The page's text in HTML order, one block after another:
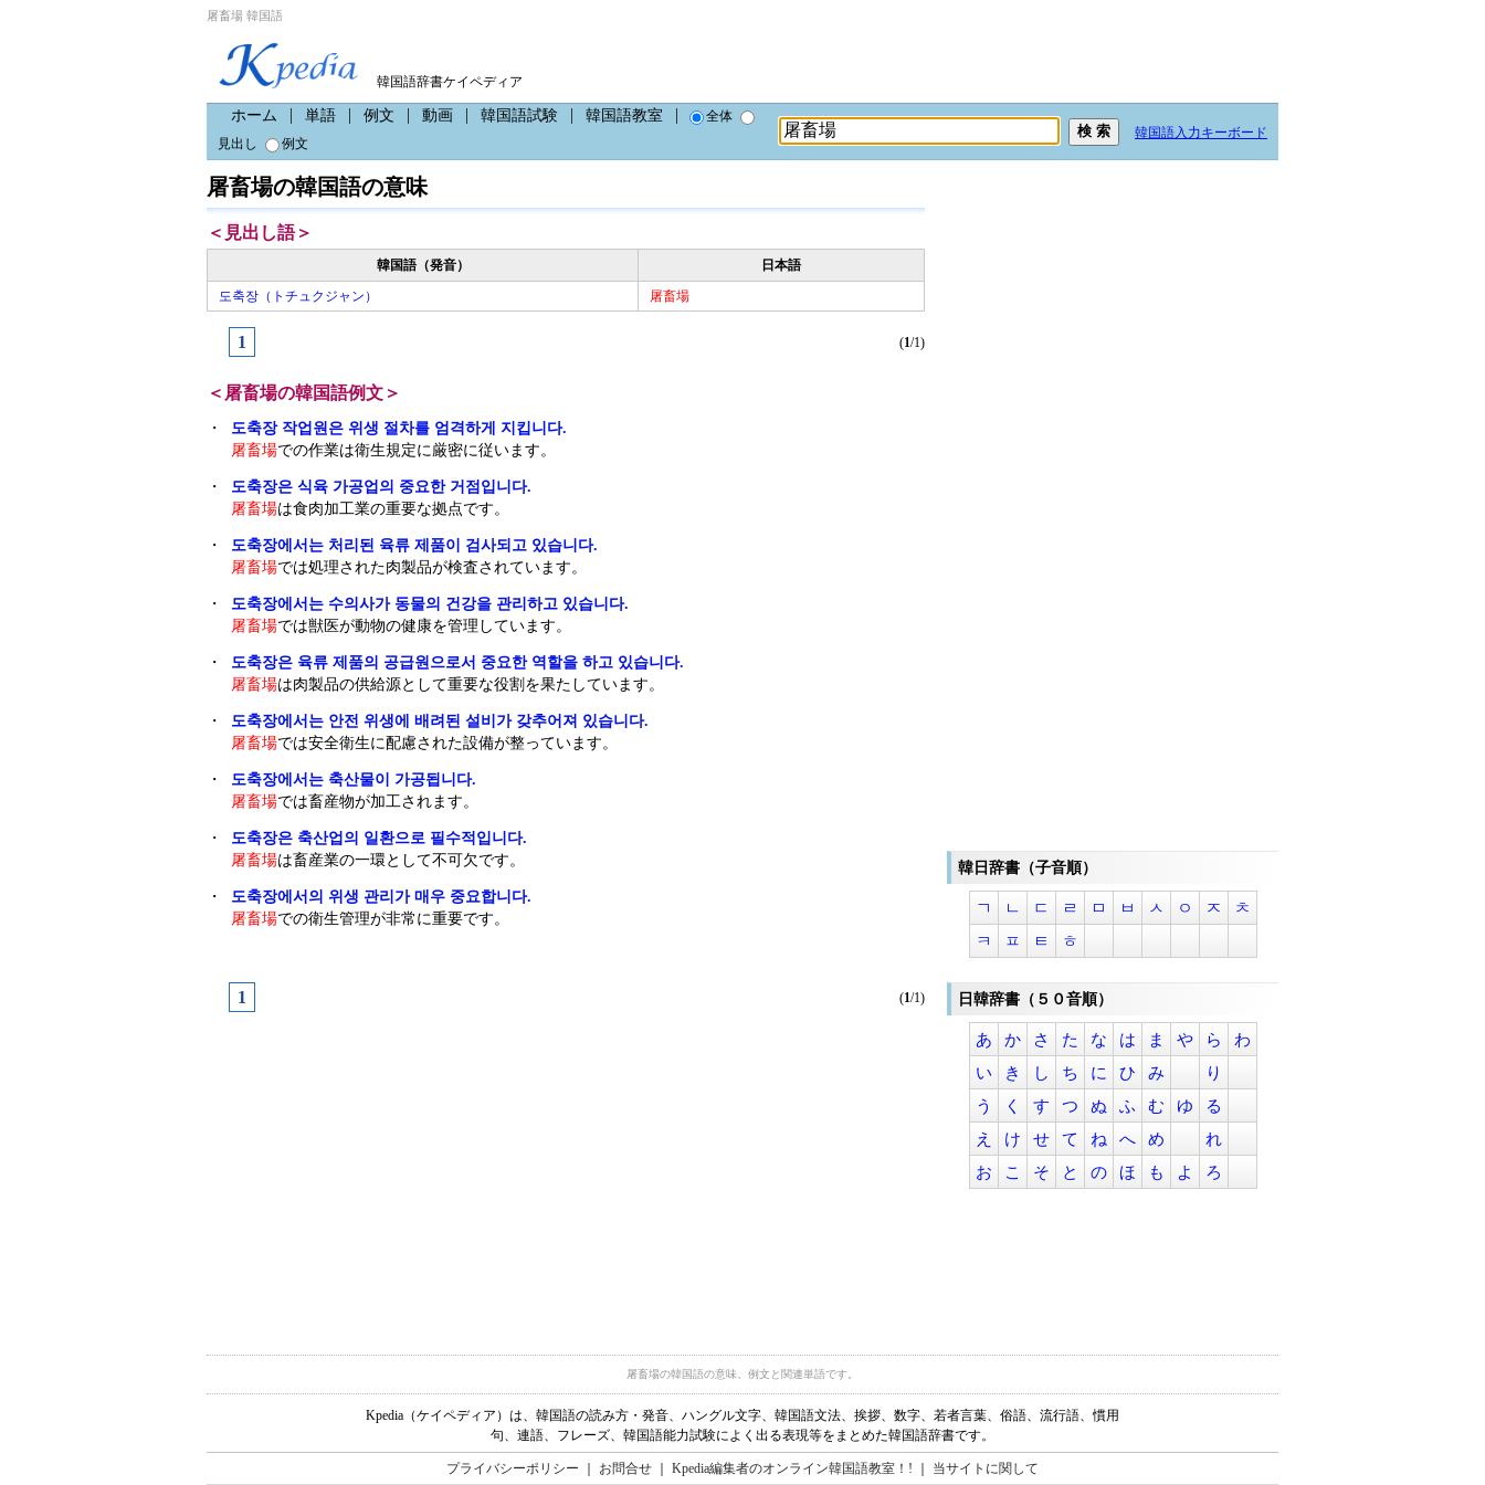
屠畜場 韓国語
韓国語辞書ケイペディア
ホーム 単語 例文 動画 韓国語試験 韓国語教室
全体
見出し
例文
韓国語入力キーボード
屠畜場の韓国語の意味
＜見出し語＞
韓国語（発音）
日本語
도축장（トチュクジャン）
屠畜場
1 (1/1)
＜屠畜場の韓国語例文＞
・
도축장 작업원은 위생 절차를 엄격하게 지킵니다.
屠畜場での作業は衛生規定に厳密に従います。
・
도축장은 식육 가공업의 중요한 거점입니다.
屠畜場は食肉加工業の重要な拠点です。
・
도축장에서는 처리된 육류 제품이 검사되고 있습니다.
屠畜場では処理された肉製品が検査されています。
・
도축장에서는 수의사가 동물의 건강을 관리하고 있습니다.
屠畜場では獣医が動物の健康を管理しています。
・
도축장은 육류 제품의 공급원으로서 중요한 역할을 하고 있습니다.
屠畜場は肉製品の供給源として重要な役割を果たしています。
・
도축장에서는 안전 위생에 배려된 설비가 갖추어져 있습니다.
屠畜場では安全衛生に配慮された設備が整っています。
・
도축장에서는 축산물이 가공됩니다.
屠畜場では畜産物が加工されます。
・
도축장은 축산업의 일환으로 필수적입니다.
屠畜場は畜産業の一環として不可欠です。
・
도축장에서의 위생 관리가 매우 중요합니다.
屠畜場での衛生管理が非常に重要です。
1 (1/1)
韓日辞書（子音順）
ㄱ ㄴ ㄷ ㄹ ㅁ ㅂ ㅅ ㅇ ㅈ
ㅊ
ㅋ
ㅍ ㅌ ㅎ
日韓辞書（５０音順）
あ か さ た な は ま や ら
わ
い
き し ち に ひ み
り
う
く す つ ぬ ふ む ゆ
る
え
け せ て ね へ め
れ
お
こ そ と の ほ も よ ろ
屠畜場の韓国語の意味、例文と関連単語です。
Kpedia（ケイペディア）は、韓国語の読み方・発音、ハングル文字、韓国語文法、挨拶、数字、若者言葉、俗語、流行語、慣用
句、連語、フレーズ、韓国語能力試験によく出る表現等をまとめた韓国語辞書です。
プライバシーポリシー お問合せ Kpedia編集者のオンライン韓国語教室！! 当サイトに関して